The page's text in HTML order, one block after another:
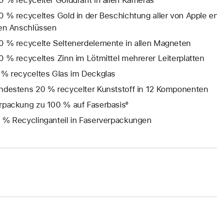
% recyceltes Gold in der Beschichtung aller von Apple
Anschlüssen
% recycelte Seltenerd­elemente in allen Magneten
% recyceltes Zinn im Lötmittel mehrerer Leiterplatten
recyceltes Glas im Deckglas
20 % recycelter Kunststoff in 12 Komponenten
zu 100 % auf Faserbasis⁶
Recyclinganteil in Faserverpackungen